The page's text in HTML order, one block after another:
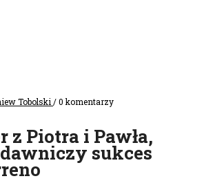
Tobolski / 0 komentarzy
z Piotra i Pawła,
sukces